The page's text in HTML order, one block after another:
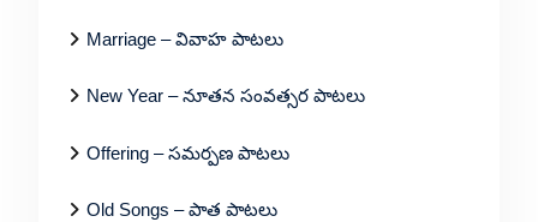
Marriage – వివాహ పాటలు
New Year – నూతన సంవత్సర పాటలు
Offering – సమర్పణ పాటలు
Old Songs – పాత పాటలు